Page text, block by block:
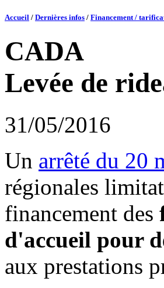
Accueil / Dernières infos / Financement /
CADA
Levée de
31/05/2016
Un arrêté du 20
régionales
financement des
d'accueil pour
aux prestations